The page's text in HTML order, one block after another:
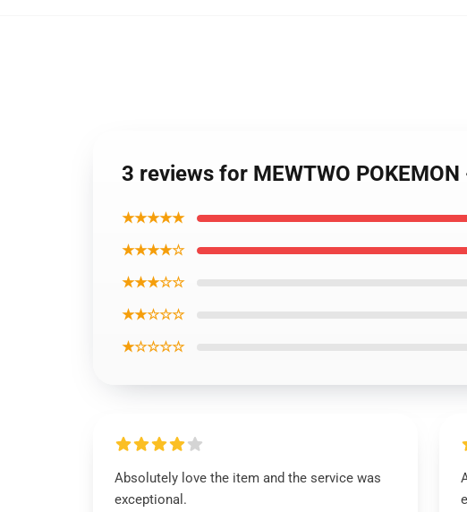
3 reviews for MEWTWO
★★★★★
★★★★☆
★★★☆☆
★★☆☆☆
★☆☆☆☆
Absolutely love the item and the service was
exceptional.